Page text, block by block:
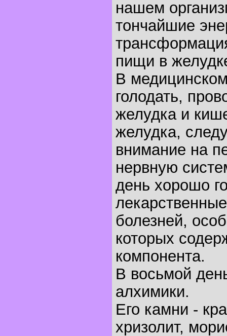
нашем
тончайшие
пищи в
В
голодать,
желудка и
желудка,
внимание на
нервную
день хорошо
болезней,
которых
компонента.
В восьмой
алхимики.
Его камни -
хризолит,